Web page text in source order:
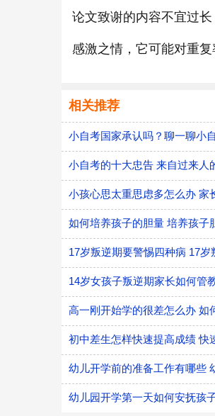
论文致谢的内容不宜过
感激之情，它可能对重
相关推荐
小自考国家承认吗？聊一聊小
小自考的十大忠告 来自过来人
小孩心思太重思虑多怎么办 家
如何培养孩子的胆量 培养孩子
17岁叛逆期要警惕四种病 17
14岁女孩子叛逆期家长如何管
高一刚开始学的很差怎么办 如
初中差生怎样快速提高成绩 快
幼儿开学前的准备工作有哪些
幼儿园开学第一天如何安抚孩